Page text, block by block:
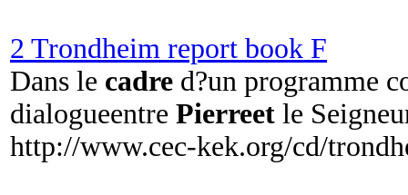
2 Trondheim report book F
Dans le cadre d?un programme
dialogueentre Pierreet le
http://www.cec-kek.org/cd/